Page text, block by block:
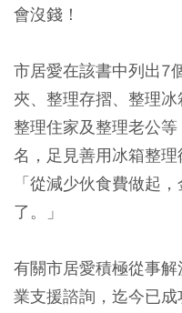
會沒錢！
市居愛在該書中列出7
夾、整理存摺、整理冰
整理住家及整理老公
名，足見善用冰箱整理
「從減少伙食費做起
了。」
有關市居愛積極從事
業支援諮詢，迄今已